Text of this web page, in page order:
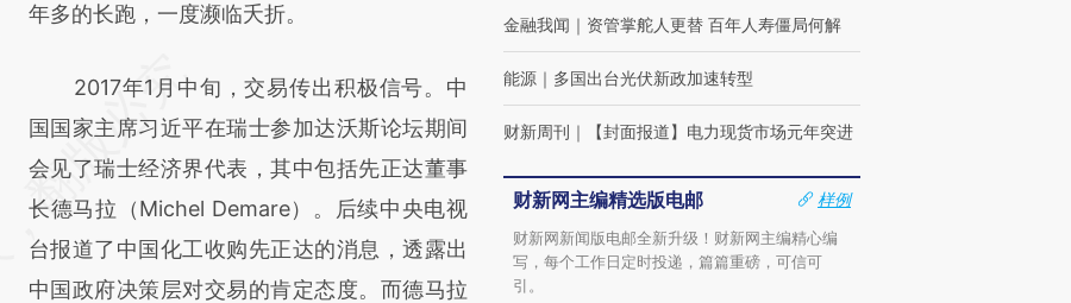
年多的长跑，一度濒临夭折。
2017年1月中旬，交易传出积极信号。中
国国家主席习近平在瑞士参加达沃斯论坛期间
会见了瑞士经济界代表，其中包括先正达董事
长德马拉（Michel Demare）。后续中央电视
台报道了中国化工收购先正达的消息，透露出
中国政府决策层对交易的肯定态度。而德马拉
金融我闻 ｜ 资管掌舵人更替 百年人寿僵局何解
能源 ｜ 多国出台光伏新政加速转型
财新周刊 ｜ 【封面报道】电力现货市场元年突进
财新网主编精选版电邮
样例
财新网新闻版电邮全新升级！财新网主编精心编
写，每个工作日定时投递，篇篇重磅，可信可
引。